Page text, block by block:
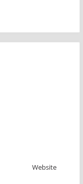
Website